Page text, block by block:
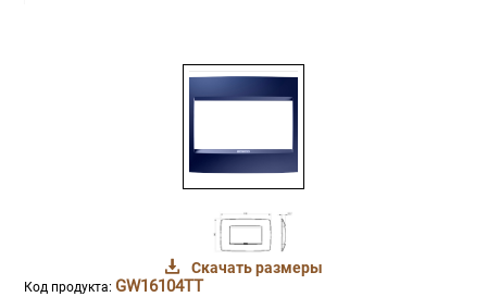
Скачать размеры
Код продукта: GW16104TT